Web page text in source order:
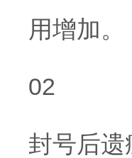
用增加。
02
封号后遗